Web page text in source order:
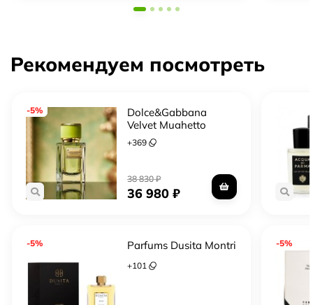
Рекомендуем посмотреть
-5%
Dolce&Gabbana
Velvet Mughetto
+369
38 830₽
36 980₽
-5% Parfums Dusita Montri
+101
-5%